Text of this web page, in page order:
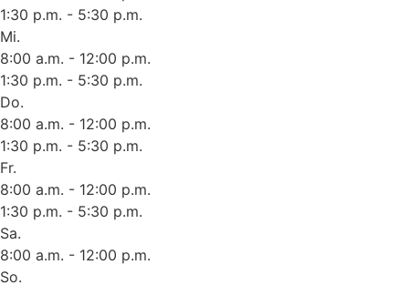
1:30 p.m. - 5:30 p.m.
Mi.
8:00 a.m. - 12:00 p.m.
1:30 p.m. - 5:30 p.m.
Do.
8:00 a.m. - 12:00 p.m.
1:30 p.m. - 5:30 p.m.
Fr.
8:00 a.m. - 12:00 p.m.
1:30 p.m. - 5:30 p.m.
Sa.
8:00 a.m. - 12:00 p.m.
So.